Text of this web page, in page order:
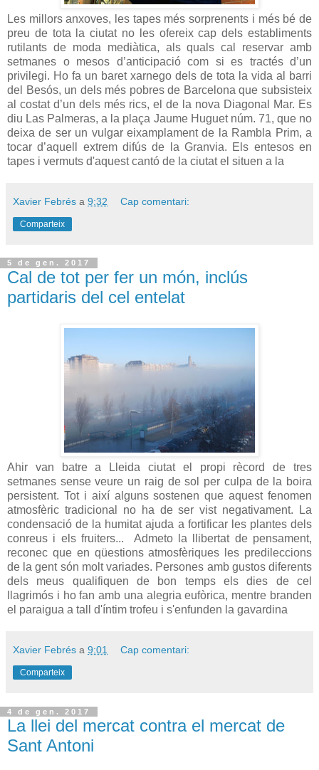
Les millors anxoves, les tapes més sorprenents i més bé de
preu de tota la ciutat no les ofereix cap dels establiments
rutilants de moda mediàtica, als quals cal reservar amb
setmanes o mesos d’anticipació com si es tractés d’un
privilegi. Ho fa un baret xarnego dels de tota la vida al barri
del Besós, un dels més pobres de Barcelona que subsisteix
al costat d’un dels més rics, el de la nova Diagonal Mar. Es
diu Las Palmeras, a la plaça Jaume Huguet núm. 71, que no
deixa de ser un vulgar eixamplament de la Rambla Prim, a
tocar d’aquell extrem difús de la Granvia. Els entesos en
tapes i vermuts d'aquest cantó de la ciutat el situen a la
Xavier Febrés a 9:32 Cap comentari:
Comparteix
5 de gen. 2017
Cal de tot per fer un món, inclús
partidaris del cel entelat
Ahir van batre a Lleida ciutat el propi rècord de tres
setmanes sense veure un raig de sol per culpa de la boira
persistent. Tot i així alguns sostenen que aquest fenomen
atmosfèric tradicional no ha de ser vist negativament. La
condensació de la humitat ajuda a fortificar les plantes dels
conreus i els fruiters... Admeto la llibertat de pensament,
reconec que en qüestions atmosfèriques les predileccions
de la gent són molt variades. Persones amb gustos diferents
dels meus qualifiquen de bon temps els dies de cel
llagrimós i ho fan amb una alegria eufòrica, mentre branden
el paraigua a tall d'íntim trofeu i s'enfunden la gavardina
Xavier Febrés a 9:01 Cap comentari:
Comparteix
4 de gen. 2017
La llei del mercat contra el mercat de
Sant Antoni